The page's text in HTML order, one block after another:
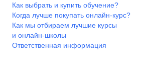
Как выбрать и купить обучение?
Когда лучше покупать онлайн-курс?
Как мы отбираем лучшие курсы
и онлайн-школы
Ответственная информация